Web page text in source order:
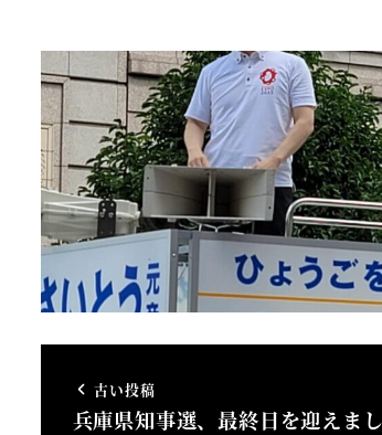
古い投稿
兵庫県知事選、最終日を迎えま